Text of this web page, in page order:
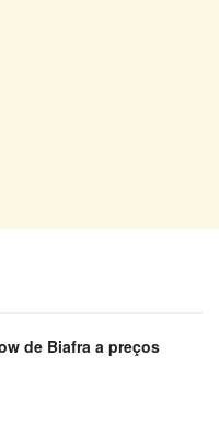
de Biafra a preços